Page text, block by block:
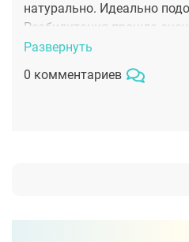
натурально. Идеально
Реабилитация прошла
рука. И сам доктор очень
деликатный! Всегда на
души!
Развернуть
0 комментариев